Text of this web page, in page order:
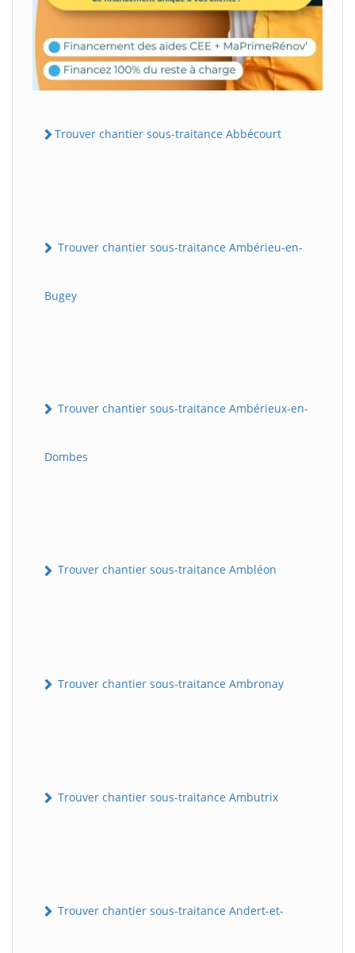
Trouver chantier sous-traitance Abbécourt
Trouver chantier sous-traitance Ambérieu-en-
Bugey
Trouver chantier sous-traitance Ambérieux-en-
Dombes
Trouver chantier sous-traitance Ambléon
Trouver chantier sous-traitance Ambronay
Trouver chantier sous-traitance Ambutrix
Trouver chantier sous-traitance Andert-et-